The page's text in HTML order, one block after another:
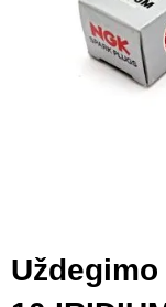
Uždegimo